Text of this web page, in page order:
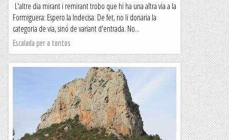
L'altre dia mirant i remirant trobo que hi ha una altra via a la
Formiguera: Espero la Indecisa. De fet, no li donaria la
categoria de via, sinó de variant d'entrada. No...
Escalada per a tontos